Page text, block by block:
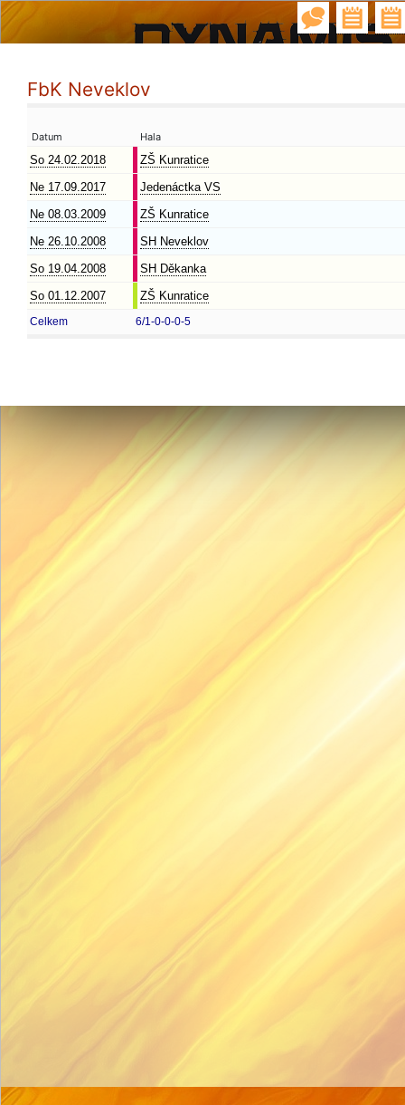
FbK Neveklov
Datum Hala
So 24.02.2018
ZŠ Kunratice
Ne 17.09.2017
Jedenáctka VS
Ne 08.03.2009
ZŠ Kunratice
Ne 26.10.2008
SH Neveklov
So 19.04.2008
SH Děkanka
So 01.12.2007
ZŠ Kunratice
Celkem 6/1-0-0-0-5